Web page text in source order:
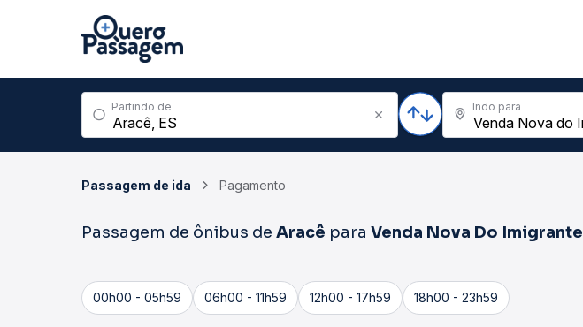
Partindo de Indo para
Passagem de ida Pagamento
Passagem de ônibus de Aracê para Venda Nova Do Imigrante
00h00 - 05h59 06h00 - 11h59 12h00 - 17h59 18h00 - 23h59